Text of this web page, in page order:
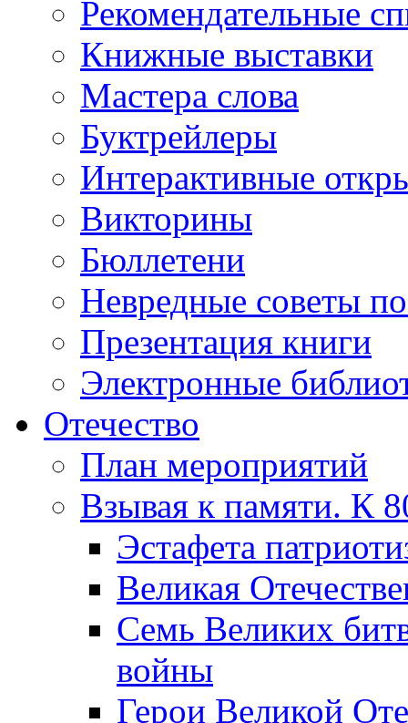
Рекомендательные
Книжные выставки
Мастера слова
Буктрейлеры
Интерактивные
Викторины
Бюллетени
Невредные советы
Презентация книги
Электронные
Отечество
План мероприятий
Взывая к памяти. К
Эcтафета
Великая
Семь Великих
войны
Герои Великой